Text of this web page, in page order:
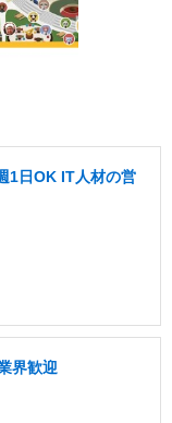
1日OK IT人材の営
界歓迎